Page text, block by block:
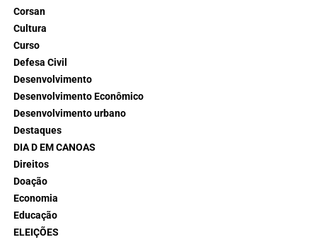
Corsan
Cultura
Curso
Defesa Civil
Desenvolvimento
Desenvolvimento Econômico
Desenvolvimento urbano
Destaques
DIA D EM CANOAS
Direitos
Doação
Economia
Educação
ELEIÇÕES